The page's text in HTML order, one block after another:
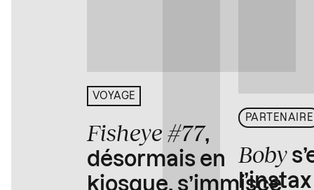
VOYAGE
Fisheye #77,
désormais en
kiosque, s’immisce
PARTENAIRE
Boby